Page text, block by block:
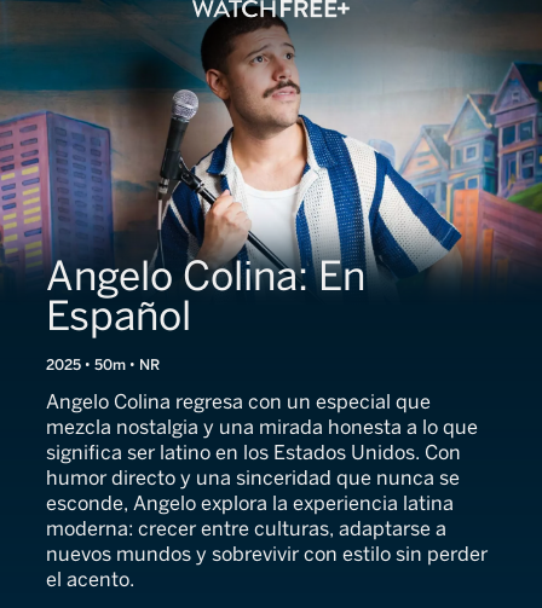
Angelo Colina: En
Español
2025 • 50m • NR
Angelo Colina regresa con un especial que
mezcla nostalgia y una mirada honesta a lo que
significa ser latino en los Estados Unidos. Con
humor directo y una sinceridad que nunca se
esconde, Angelo explora la experiencia latina
moderna: crecer entre culturas, adaptarse a
nuevos mundos y sobrevivir con estilo sin perder
el acento.